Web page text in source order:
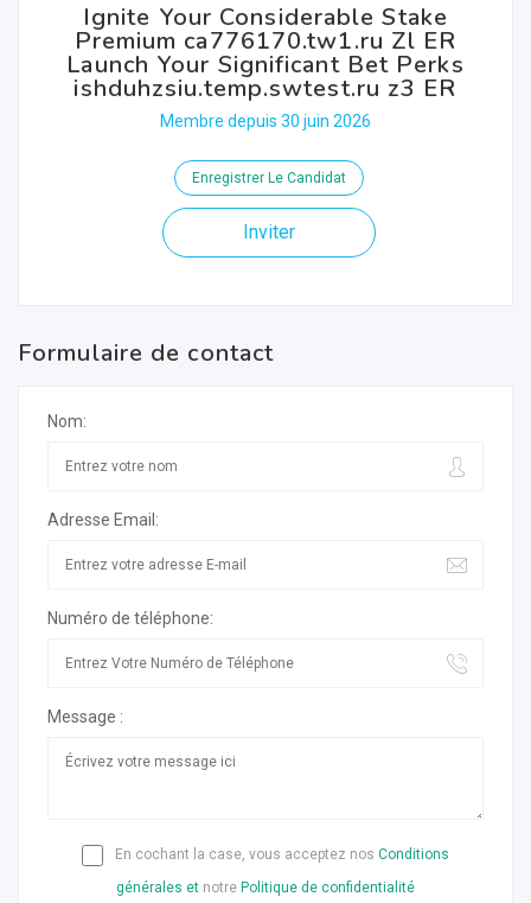
Ignite Your Considerable Stake
Premium ca776170.tw1.ru Zl ER
Launch Your Significant Bet Perks
ishduhzsiu.temp.swtest.ru z3 ER
Membre depuis 30 juin 2026
Enregistrer Le Candidat
Inviter
Formulaire de contact
Nom:
Adresse Email:
Numéro de téléphone:
Message :
En cochant la case, vous acceptez nos Conditions
générales et notre Politique de confidentialité